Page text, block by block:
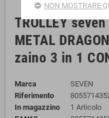
TROLLEY
METAL
zaino 3 in 1
Marca
SEVEN
Riferimento
In magazzino
1 Articolo
NON MOSTRARE